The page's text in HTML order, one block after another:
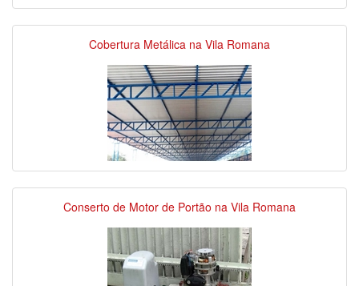
Cobertura Metálica na Vila Romana
Conserto de Motor de Portão na Vila Romana